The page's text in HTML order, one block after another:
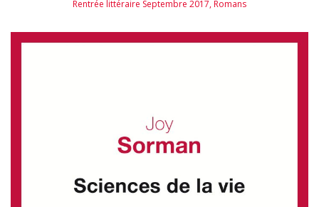
Rentrée littéraire Septembre 2017,Romans